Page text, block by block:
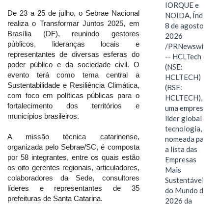
De 23 a 25 de julho, o Sebrae Nacional
realiza o Transformar Juntos 2025, em
Brasília (DF), reunindo gestores
públicos, lideranças locais e
representantes de diversas esferas do
poder público e da sociedade civil. O
evento terá como tema central a
Sustentabilidade e Resiliência Climática,
com foco em políticas públicas para o
fortalecimento dos territórios e
municípios brasileiros.
A missão técnica catarinense,
organizada pelo Sebrae/SC, é composta
por 58 integrantes, entre os quais estão
os oito gerentes regionais, articuladores,
colaboradores da Sede, consultores
líderes e representantes de 35
prefeituras de Santa Catarina.
IORQUE e
NOIDA, Índia,
8 de agosto de
2026
/PRNewswire/
-- HCLTech
(NSE:
HCLTECH)
(BSE:
HCLTECH),
uma empresa
líder global em
tecnologia, foi
nomeada para
a lista das
Empresas
Mais
Sustentáveis
do Mundo de
2026 da